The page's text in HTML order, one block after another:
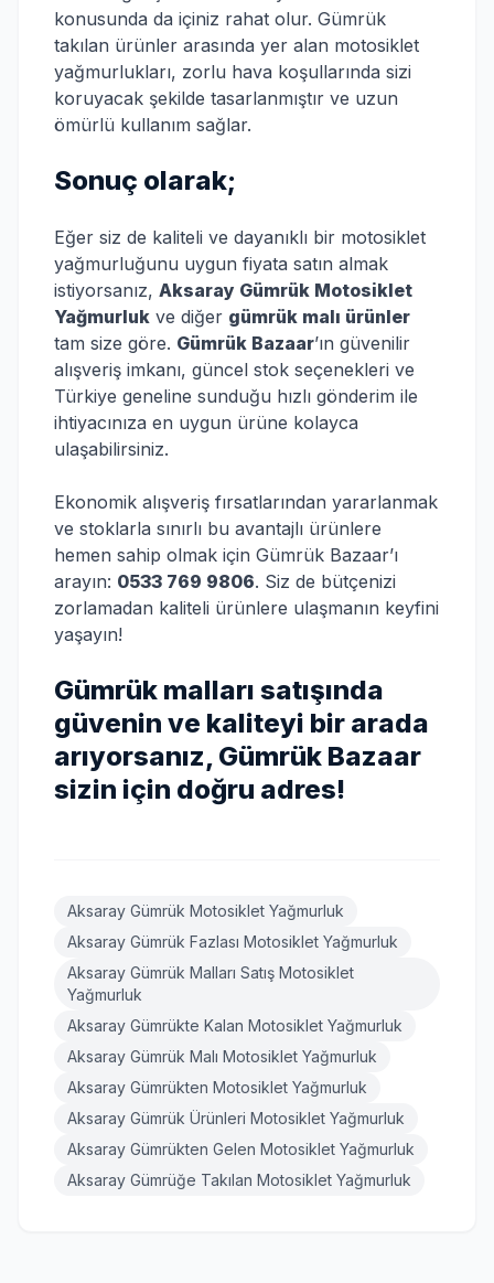
konusunda da içiniz rahat olur. Gümrük
takılan ürünler arasında yer alan motosiklet
yağmurlukları, zorlu hava koşullarında sizi
koruyacak şekilde tasarlanmıştır ve uzun
ömürlü kullanım sağlar.
Sonuç olarak;
Eğer siz de kaliteli ve dayanıklı bir motosiklet
yağmurluğunu uygun fiyata satın almak
istiyorsanız, Aksaray Gümrük Motosiklet
Yağmurluk ve diğer gümrük malı ürünler
tam size göre. Gümrük Bazaar’ın güvenilir
alışveriş imkanı, güncel stok seçenekleri ve
Türkiye geneline sunduğu hızlı gönderim ile
ihtiyacınıza en uygun ürüne kolayca
ulaşabilirsiniz.
Ekonomik alışveriş fırsatlarından yararlanmak
ve stoklarla sınırlı bu avantajlı ürünlere
hemen sahip olmak için Gümrük Bazaar’ı
arayın: 0533 769 9806. Siz de bütçenizi
zorlamadan kaliteli ürünlere ulaşmanın keyfini
yaşayın!
Gümrük malları satışında
güvenin ve kaliteyi bir arada
arıyorsanız, Gümrük Bazaar
sizin için doğru adres!
Aksaray Gümrük Motosiklet Yağmurluk
Aksaray Gümrük Fazlası Motosiklet Yağmurluk
Aksaray Gümrük Malları Satış Motosiklet
Yağmurluk
Aksaray Gümrükte Kalan Motosiklet Yağmurluk
Aksaray Gümrük Malı Motosiklet Yağmurluk
Aksaray Gümrükten Motosiklet Yağmurluk
Aksaray Gümrük Ürünleri Motosiklet Yağmurluk
Aksaray Gümrükten Gelen Motosiklet Yağmurluk
Aksaray Gümrüğe Takılan Motosiklet Yağmurluk